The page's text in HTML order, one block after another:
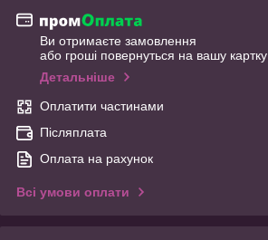
Ви отримаєте замовлення
або гроші повернуться на вашу картку
Детальніше
Оплатити частинами
Післяплата
Оплата на рахунок
Всі умови оплати